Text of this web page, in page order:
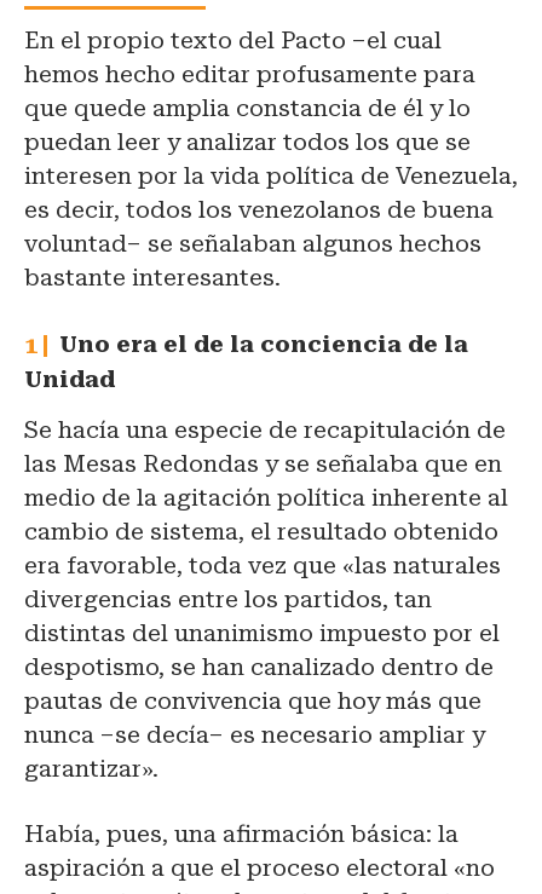
En el propio texto del Pacto –el cual
hemos hecho editar profusamente para
que quede amplia constancia de él y lo
puedan leer y analizar todos los que se
interesen por la vida política de Venezuela,
es decir, todos los venezolanos de buena
voluntad– se señalaban algunos hechos
bastante interesantes.
Uno era el de la conciencia de la
Unidad
Se hacía una especie de recapitulación de
las Mesas Redondas y se señalaba que en
medio de la agitación política inherente al
cambio de sistema, el resultado obtenido
era favorable, toda vez que «las naturales
divergencias entre los partidos, tan
distintas del unanimismo impuesto por el
despotismo, se han canalizado dentro de
pautas de convivencia que hoy más que
nunca –se decía– es necesario ampliar y
garantizar».
Había, pues, una afirmación básica: la
aspiración a que el proceso electoral «no